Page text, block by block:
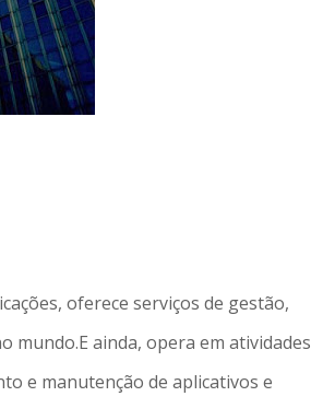
oferece serviços de gestão,
mundo.E ainda, opera em atividades
e manutenção de aplicativos e